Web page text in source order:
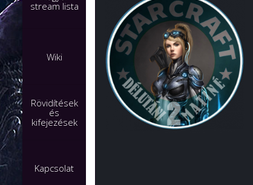
stream lista
Wiki
Rövidítések
és
kifejezések
Kapcsolat